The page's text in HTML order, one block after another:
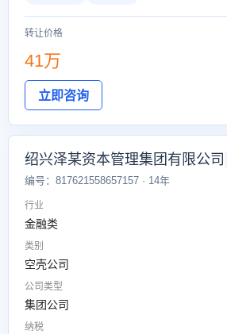
转让价格
41万
立即咨询
绍兴泽某资本管理集团有限公司
编号：817621558657157 · 14年
行业
金融类
类别
空壳公司
公司类型
集团公司
纳税